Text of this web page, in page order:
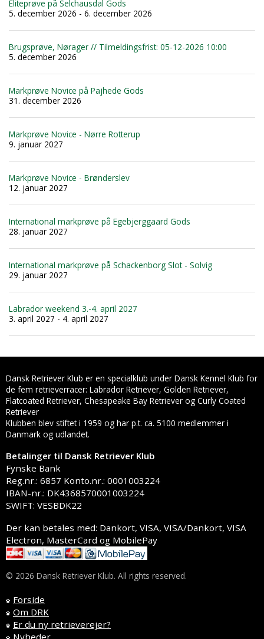
Eliteprøve på Selchausdal Gods
5. december 2026 - 6. december 2026
Brugsprøve, Nørager // Tilmeldingsfrist: 05-12-2026 10:00
5. december 2026
Markprøve Novice på Pajhede Gods
31. december 2026
Markprøve Novice - Nørre Rotterup
9. januar 2027
Markprøve Novice - Brønderslev
12. januar 2027
International markprøve på Egebjerggaard Gods
28. januar 2027
International markprøve på Schackenborg Slot - Solvig
29. januar 2027
Labrador weekend 3.-4. april 2027
3. april 2027 - 4. april 2027
Dansk Retriever Klub er en specialklub under Dansk Kennel Klub for
de fem retrieverracer: Labrador Retriever, Golden Retriever,
Flatcoated Retriever, Chesapeake Bay Retriever og Curly Coated
Retriever
Klubben blev stiftet i 1959 og har p.t. ca. 5100 medlemmer i
Danmark og udlandet.
Betalinger til Dansk Retriever Klub
Fynske Bank
Reg.nr.: 6857 Konto.nr.: 0001003224
IBAN-nr.: DK4368570001003224
SWIFT: VESBDK22
Der kan betales med: Dankort, VISA, VISA/Dankort, VISA
Electron, MasterCard og MobilePay
© 2026 Dansk Retriever Klub. All rights reserved.
Forside
Om DRK
Er du ny retrieverejer?